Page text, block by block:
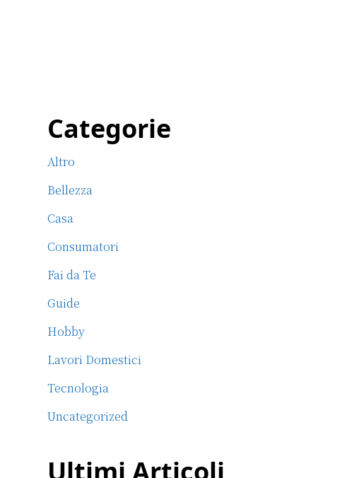
Primary
Sidebar
Categorie
Altro
Bellezza
Casa
Consumatori
Fai da Te
Guide
Hobby
Lavori Domestici
Tecnologia
Uncategorized